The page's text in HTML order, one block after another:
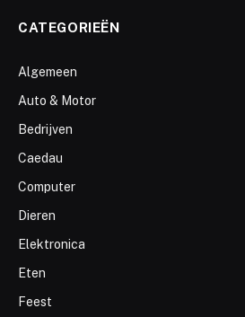
CATEGORIEËN
Algemeen
Auto & Motor
Bedrijven
Caedau
Computer
Dieren
Elektronica
Eten
Feest